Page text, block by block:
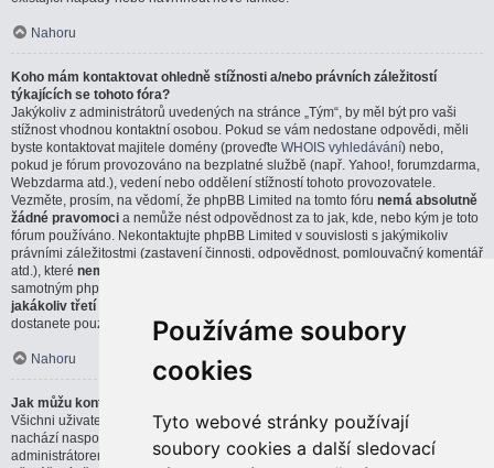
Používáme soubory
cookies
Tyto webové stránky používají
soubory cookies a další sledovací
Nahoru
Koho mám kontaktovat ohledně stížnosti a/nebo právních záležitostí
týkajících se tohoto fóra?
Jakýkoliv z administrátorů uvedených na stránce „Tým“, by měl být pro vaši
stížnost vhodnou kontaktní osobou. Pokud se vám nedostane odpovědi, měli
byste kontaktovat majitele domény (proveďte WHOIS vyhledávání) nebo,
pokud je fórum provozováno na bezplatné službě (např. Yahoo!, forumzdarma,
Webzdarma atd.), vedení nebo oddělení stížností tohoto provozovatele.
Vezměte, prosím, na vědomí, že phpBB Limited na tomto fóru nemá absolutně
žádné pravomoci a nemůže nést odpovědnost za to jak, kde, nebo kým je toto
fórum používáno. Nekontaktujte phpBB Limited v souvislosti s jakýmikoliv
právními záležitostmi (zastavení činnosti, odpovědnost, pomlouvačný komentář
atd.), které nemají přímou souvislost
samotným phpBB softwarem. Pokud pošlete email phpBB Limited týkající se
jakákoliv třetí strany
dostanete pouze strohou, nebo vůbec žádnou odpověď.
Nahoru
Jak můžu kontaktovat administrátora fóra?
Všichni uživatelé fóra můžou použít formulář „Kontaktujte nás“, který se
nachází naspodu všech stránek, pokud je tato možnost povolena
administrátorem fóra.